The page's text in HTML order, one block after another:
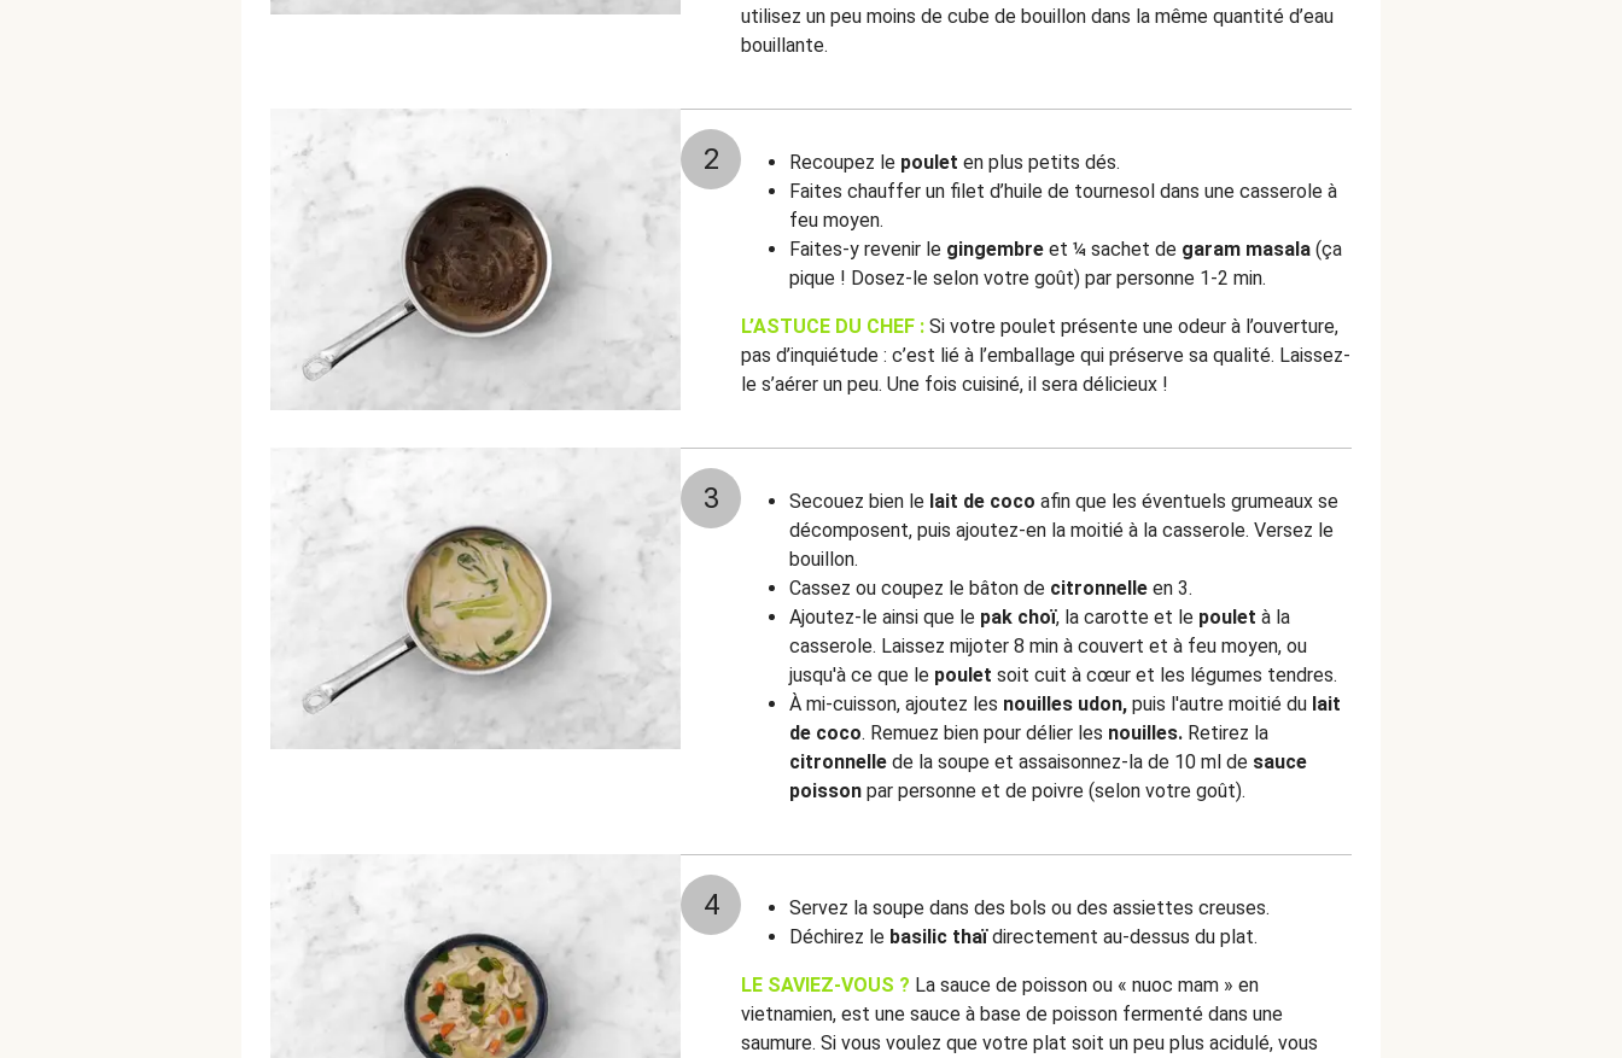
utilisez un peu moins de cube de bouillon dans la même quantité d’eau
bouillante.
2 Recoupez le poulet en plus petits dés.
Faites chauffer un filet d’huile de tournesol dans une casserole à
feu moyen.
Faites-y revenir le gingembre et ¼ sachet de garam masala (ça
pique ! Dosez-le selon votre goût) par personne 1-2 min.
L’ASTUCE DU CHEF : Si votre poulet présente une odeur à l’ouverture,
pas d’inquiétude : c’est lié à l’emballage qui préserve sa qualité. Laissez-
le s’aérer un peu. Une fois cuisiné, il sera délicieux !
3 Secouez bien le lait de coco afin que les éventuels grumeaux se
décomposent, puis ajoutez-en la moitié à la casserole. Versez le
bouillon.
Cassez ou coupez le bâton de citronnelle en 3.
Ajoutez-le ainsi que le pak choï, la carotte et le poulet à la
casserole. Laissez mijoter 8 min à couvert et à feu moyen, ou
jusqu'à ce que le poulet soit cuit à cœur et les légumes tendres.
À mi-cuisson, ajoutez les nouilles udon, puis l'autre moitié du lait
de coco. Remuez bien pour délier les nouilles. Retirez la
citronnelle de la soupe et assaisonnez-la de 10 ml de sauce
poisson par personne et de poivre (selon votre goût).
4
Servez la soupe dans des bols ou des assiettes creuses.
Déchirez le basilic thaïdirectement au-dessus du plat.
LE SAVIEZ-VOUS ? La sauce de poisson ou « nuoc mam » en
vietnamien, est une sauce à base de poisson fermenté dans une
saumure. Si vous voulez que votre plat soit un peu plus acidulé, vous